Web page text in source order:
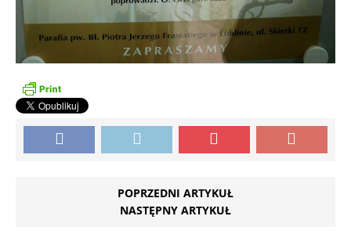
POPRZEDNI ARTYKUŁ
NASTĘPNY ARTYKUŁ